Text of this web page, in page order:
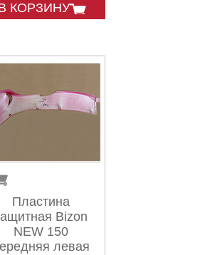
КОРЗИНУ
Пластина
Bizon
NEW 150
левая